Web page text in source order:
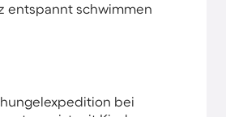
entspannt schwimmen
bei